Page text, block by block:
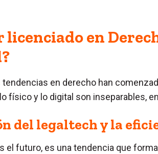
licenciado en
en derecho han
físico y lo digital son inseparables,
del legaltech y la
el futuro, es una tendencia que